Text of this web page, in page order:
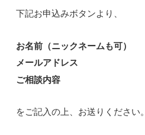
下記お申込みボタンより、
お名前（ニックネームも可）
メールアドレス
ご相談内容
をご記入の上、お送りください。